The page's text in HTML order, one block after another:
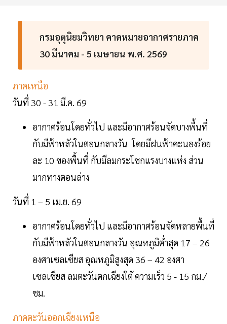
กรมอุตุนิยมวิทยา คาดหมายอากาศรายภาค
30 มีนาคม - 5 เมษายน พ.ศ. 2569
ภาคเหนือ
วันที่ 30 - 31 มี.ค. 69
อากาศร้อนโดยทั่วไป และมีอากาศร้อนจัดบางพื้นที่
กับมีฟ้าหลัวในตอนกลางวัน โดยมีฝนฟ้าคะนองร้อย
ละ 10 ของพื้นที่ กับมีลมกระโชกแรงบางแห่ง ส่วน
มากทางตอนล่าง
วันที่ 1 – 5 เม.ย. 69
อากาศร้อนโดยทั่วไป และมีอากาศร้อนจัดหลายพื้นที่
กับมีฟ้าหลัวในตอนกลางวัน อุณหภูมิต่ำสุด 17 – 26
องศาเซลเซียส อุณหภูมิสูงสุด 36 – 42 องศา
เซลเซียส ลมตะวันตกเฉียงใต้ ความเร็ว 5 - 15 กม./
ชม.
ภาคตะวันออกเฉียงเหนือ